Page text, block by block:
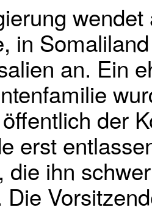
in
an. Ein
der
erst
die ihn
Die